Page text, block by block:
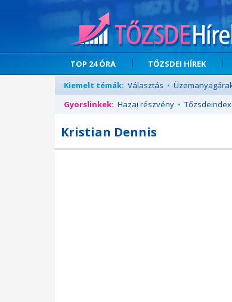
TOP 24 ÓRA TŐZSDEI HÍREK
Kiemelt témák: Választás •
Gyorslinkek: Hazai részvény •
Kristian Dennis